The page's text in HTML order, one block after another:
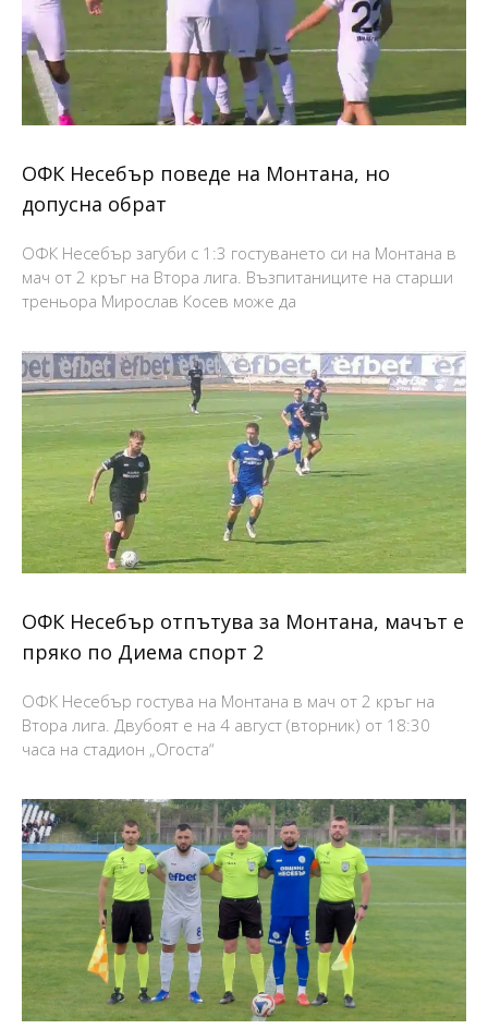
ОФК Несебър поведе на Монтана, но
допусна обрат
ОФК Несебър загуби с 1:3 гостуването си на Монтана в
мач от 2 кръг на Втора лига. Възпитаниците на старши
треньора Мирослав Косев може да
ОФК Несебър отпътува за Монтана, мачът е
пряко по Диема спорт 2
ОФК Несебър гостува на Монтана в мач от 2 кръг на
Втора лига. Двубоят е на 4 август (вторник) от 18:30
часа на стадион „Огоста“